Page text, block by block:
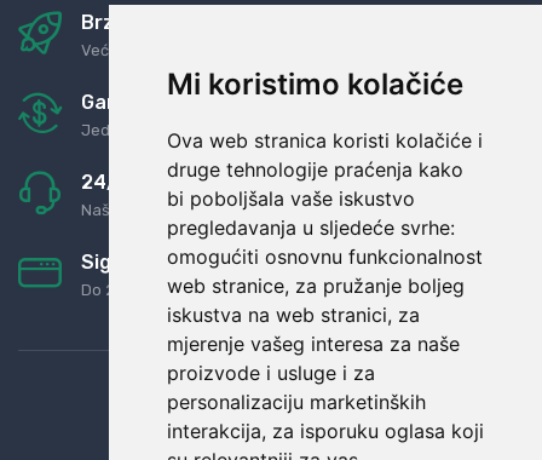
Mi koristimo kolačiće
Ova web stranica koristi kolačiće i
druge tehnologije praćenja kako
bi poboljšala vaše iskustvo
pregledavanja u sljedeće svrhe:
omogućiti osnovnu funkcionalnost
web stranice, za pružanje boljeg
iskustva na web stranici, za
mjerenje vašeg interesa za naše
proizvode i usluge i za
personalizaciju marketinških
interakcija, za isporuku oglasa koji
Brza i sigurna dostava
Već za nekoliko dana kod vas
Garancija u povrat novaca
Jednostavno pravilo: Roba za novac
24/7 odlična podrška
Naši agenti uvijek na raspolaganju
Sigurno obročno plaćanje
Do 24 rata bez kamata